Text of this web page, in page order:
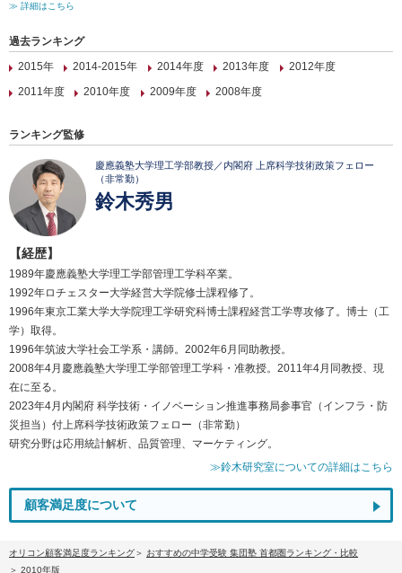
≫ 詳細はこちら
過去ランキング
2015年
2014-2015年 2014年度 2013年度
2012年度
2011年度
2010年度 2009年度 2008年度
ランキング監修
慶應義塾大学理工学部教授／内閣府 上席科学技術政策フェロー
（非常勤）
鈴木秀男
【経歴】
1989年慶應義塾大学理工学部管理工学科卒業。
1992年ロチェスター大学経営大学院修士課程修了。
1996年東京工業大学大学院理工学研究科博士課程経営工学専攻修了。博士（工
学）取得。
1996年筑波大学社会工学系・講師。2002年6月同助教授。
2008年4月慶應義塾大学理工学部管理工学科・准教授。2011年4月同教授、現
在に至る。
2023年4月内閣府 科学技術・イノベーション推進事務局参事官（インフラ・防
災担当）付上席科学技術政策フェロー（非常勤）
研究分野は応用統計解析、品質管理、マーケティング。
≫鈴木研究室についての詳細はこちら
顧客満足度について
オリコン顧客満足度ランキング
おすすめの中学受験 集団塾 首都圏ランキング・比較
2010年版